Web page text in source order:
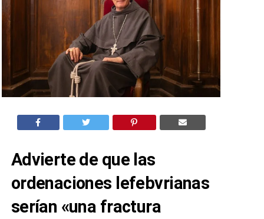
Advierte de que las
ordenaciones lefebvrianas
serían «una fractura